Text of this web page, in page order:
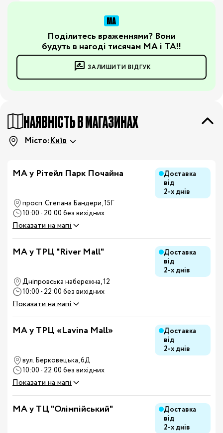
Поділитесь враженнями? Вони
будуть в нагоді тисячам МА і ТА!!
ЗАЛИШИТИ ВІДГУК
НАЯВНІСТЬ В МАГАЗИНАХ
Місто:Київ
МА у Рітейл Парк Почайна
Доставка
від
2-х днів
просп. Степана Бандери, 15Г
10:00 - 20:00 без вихідних
Показати на мапі
MA у ТРЦ "River Mall"
Доставка
від
2-х днів
Дніпровська набережна, 12
10:00 - 22:00 без вихідних
Показати на мапі
MA у ТРЦ «Lavina Mall»
Доставка
від
2-х днів
вул. Берковецька, 6Д
10:00 - 22:00 без вихідних
Показати на мапі
MA у ТЦ "Олімпійський"
Доставка
від
2-х днів